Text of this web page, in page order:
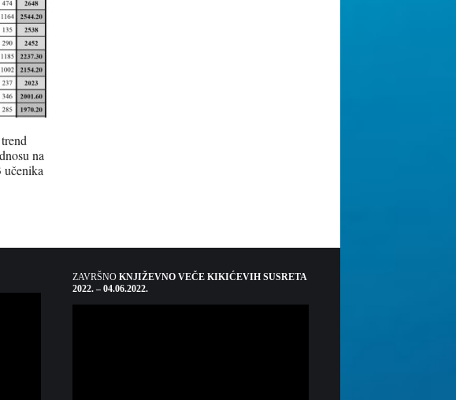
na
učenika
ZAVRŠNO KNJIŽEVNO VEČE KIKIĆEVIH SUSRETA
2022. – 04.06.2022.